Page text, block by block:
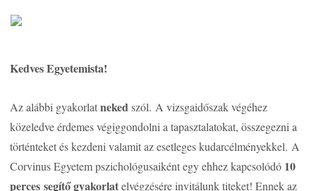
Kedves Egyetemista!
Az alábbi gyakorlatnekedszól. A vizsgaidőszak végéhez
közeledve érdemes végiggondolni a tapasztalatokat, összegezni a
történteket és kezdeni valamit az esetleges kudarcélményekkel. A
Corvinus Egyetem pszichológusaiként egy ehhez kapcsolódó 10
perces segítő gyakorlatelvégzésére invitálunk titeket! Ennek az